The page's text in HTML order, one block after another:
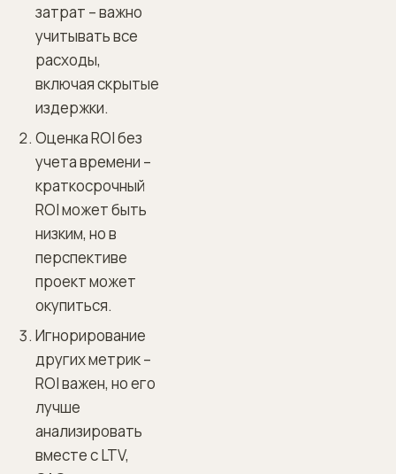
затрат – важно
учитывать все
расходы,
включая скрытые
издержки.
Оценка ROI без
учета времени –
краткосрочный
ROI может быть
низким, но в
перспективе
проект может
окупиться.
Игнорирование
других метрик –
ROI важен, но его
лучше
анализировать
вместе с LTV,